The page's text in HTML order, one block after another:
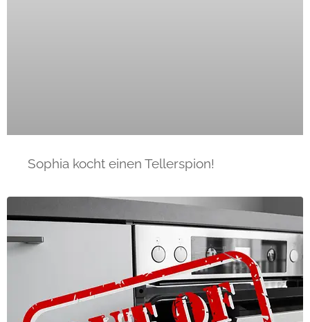
Sophia kocht einen Tellerspion!